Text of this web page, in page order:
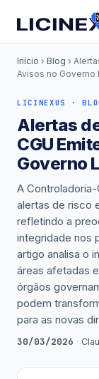
Início › Blog ›
Avisos no Governo
LICINEXUS ·
Alertas
CGU
Governo
A
alertas de risco
refletindo a
integridade nos
artigo analisa o
áreas afetadas
órgãos
podem
para as novas
30/03/2026 ·